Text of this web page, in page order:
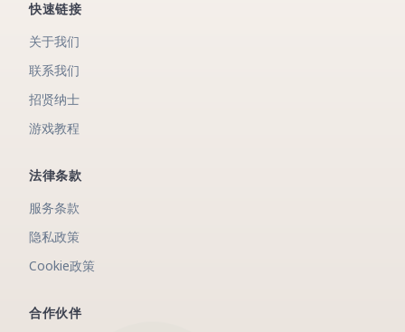
快速链接
关于我们
联系我们
招贤纳士
游戏教程
法律条款
服务条款
隐私政策
Cookie政策
合作伙伴